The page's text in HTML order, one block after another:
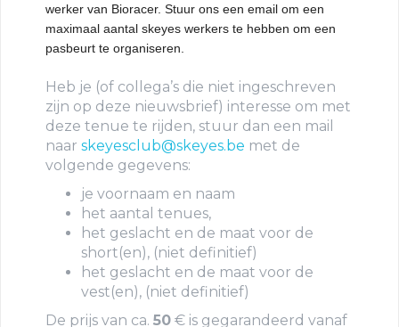
werker van Bioracer. Stuur ons een email om een
maximaal aantal skeyes werkers te hebben om een
pasbeurt te organiseren.
Heb je (of collega’s die niet ingeschreven
zijn op deze nieuwsbrief) interesse om met
deze tenue te rijden, stuur dan een mail
naar skeyesclub@skeyes.be met de
volgende gegevens:
je voornaam en naam
het aantal tenues,
het geslacht en de maat voor de
short(en), (niet definitief)
het geslacht en de maat voor de
vest(en), (niet definitief)
De prijs van ca. 50 € is gegarandeerd vanaf